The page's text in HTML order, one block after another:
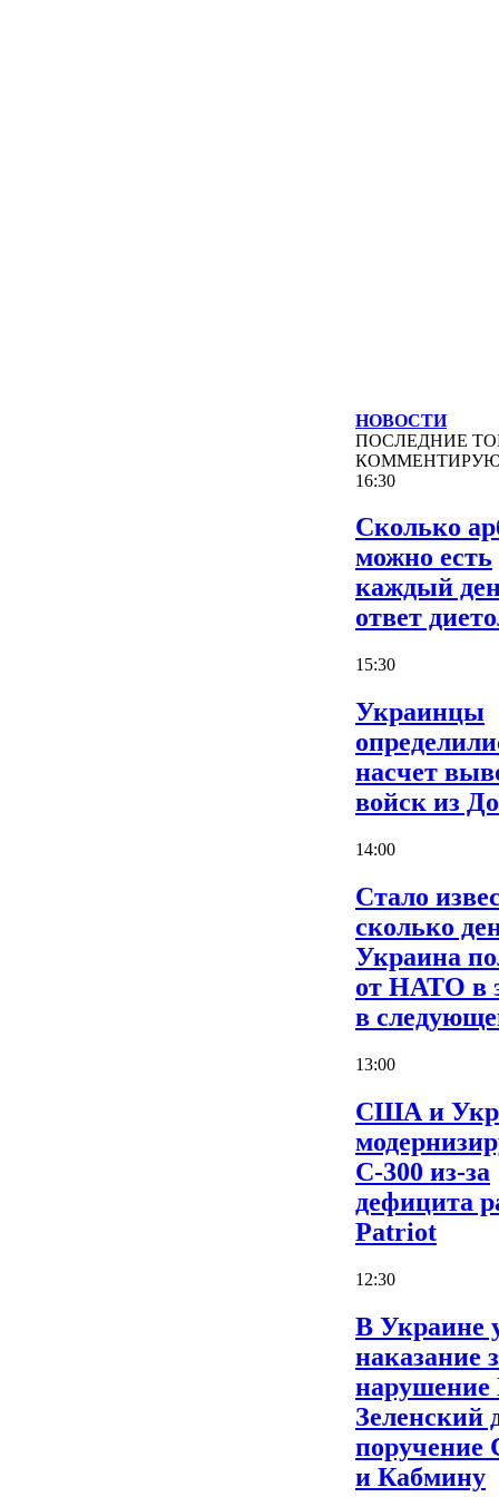
НОВОСТИ
ПОСЛЕДНИЕ
16:30
Сколько
можно есть
каждый
ответ
15:30
Украинцы
насчет
войск из
14:00
Стало
сколько
Украина
от НАТО в
в
13:00
США и
С-300 из-за
дефицита
Patriot
12:30
В Украине
наказание
Зеленский
и Кабмину